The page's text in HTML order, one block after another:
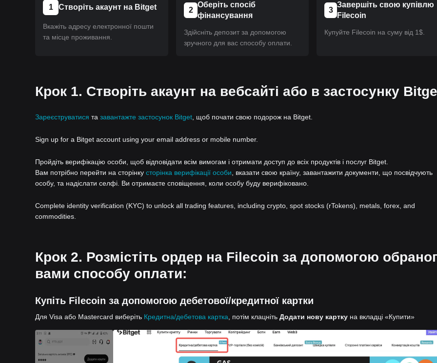
1 Створіть акаунт на Bitget
Вкажіть адресу електронної пошти
та місце проживання.
2
Оберіть спосіб
фінансування
Здійсніть депозит за допомогою
зручного для вас способу оплати.
3
Завершіть свою купівлю
Filecoin
Купуйте Filecoin на суму від 1$.
Крок 1. Створіть акаунт на вебсайті або в застосунку
Зареєструватися та завантажте застосунок Bitget , щоб почати свою подорож на Bitget.
Sign up for a Bitget account using your email address or mobile number.
Пройдіть верифікацію особи, щоб відповідати всім вимогам і отримати доступ до всіх продуктів і послуг Bitget.
Вам потрібно перейти на сторінку сторінка верифікації особи , вказати свою країну, завантажити документи, що посвідчують
особу, та надіслати селфі. Ви отримаєте сповіщення, коли особу буду верифіковано.
Complete identity verification (KYC) to unlock all trading features, including crypto, spot stocks (rTokens), metals, forex, and
commodities.
Крок 2. Розмістіть ордер на Filecoin за допомогою
вами способу оплати:
Купіть Filecoin за допомогою дебетової/кредитної картки
Для Visa або Mastercard виберіть Кредитна/дебетова картка , потім клацніть Додати нову картку на вкладці «Купити»